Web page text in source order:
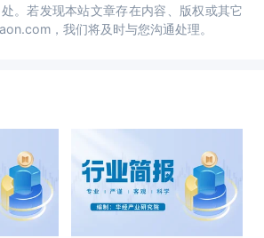
。若发现本站文章存在内容、版权或其它
，我们将及时与您沟通处理。